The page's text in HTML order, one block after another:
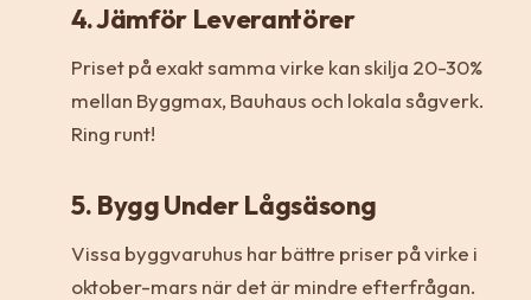
4. Jämför Leverantörer
Priset på exakt samma virke kan skilja 20-30%
mellan Byggmax, Bauhaus och lokala sågverk.
Ring runt!
5. Bygg Under Lågsäsong
Vissa byggvaruhus har bättre priser på virke i
oktober-mars när det är mindre efterfrågan.